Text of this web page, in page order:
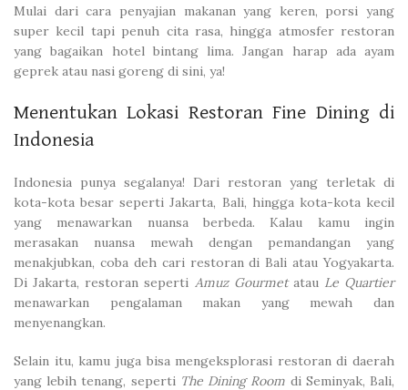
Mulai dari cara penyajian makanan yang keren, porsi yang
super kecil tapi penuh cita rasa, hingga atmosfer restoran
yang bagaikan hotel bintang lima. Jangan harap ada ayam
geprek atau nasi goreng di sini, ya!
Menentukan Lokasi Restoran Fine Dining di
Indonesia
Indonesia punya segalanya! Dari restoran yang terletak di
kota-kota besar seperti Jakarta, Bali, hingga kota-kota kecil
yang menawarkan nuansa berbeda. Kalau kamu ingin
merasakan nuansa mewah dengan pemandangan yang
menakjubkan, coba deh cari restoran di Bali atau Yogyakarta.
Di Jakarta, restoran seperti Amuz Gourmetatau Le Quartier
menawarkan pengalaman makan yang mewah dan
menyenangkan.
Selain itu, kamu juga bisa mengeksplorasi restoran di daerah
yang lebih tenang, seperti The Dining Room di Seminyak, Bali,